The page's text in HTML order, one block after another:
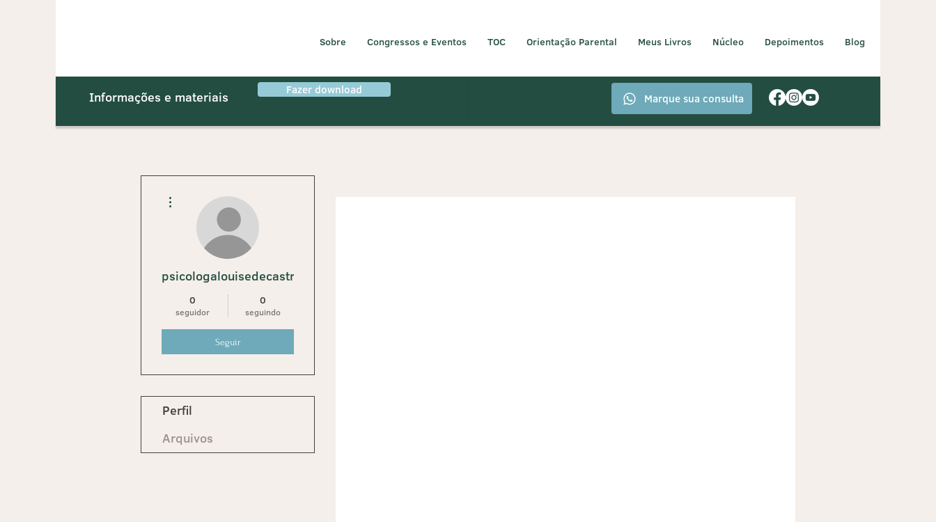
Sobre Congressos e Eventos TOC Orientação Parental Meus Livros Núcleo Depoimentos Blog
Informações e materiais Fazer download
Marque sua consulta
psicologalouisedecastro
0
seguidor
0
seguindo
Seguir
Perfil
Arquivos